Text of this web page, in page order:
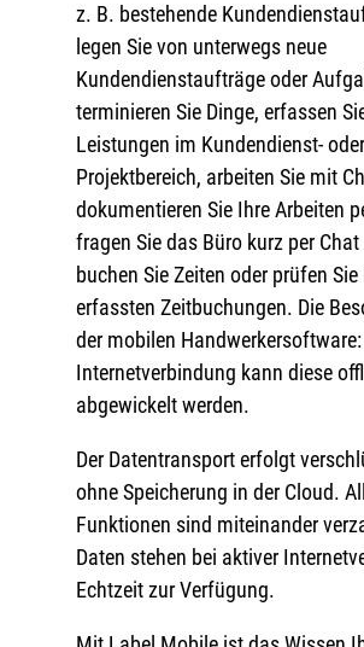
z. B. bestehende
legen Sie von unterwegs neue
Kundendienstaufträge oder
terminieren Sie Dinge, erfassen
Leistungen im Kundendienst- oder
Projektbereich, arbeiten Sie mit
dokumentieren Sie Ihre Arbeiten
fragen Sie das Büro kurz per
buchen Sie Zeiten oder prüfen Sie
erfassten Zeitbuchungen. Die
der mobilen
Internetverbindung kann diese
abgewickelt werden.
Der Datentransport erfolgt
ohne Speicherung in der Cloud.
Funktionen sind miteinander
Daten stehen bei aktiver
Echtzeit zur Verfügung.